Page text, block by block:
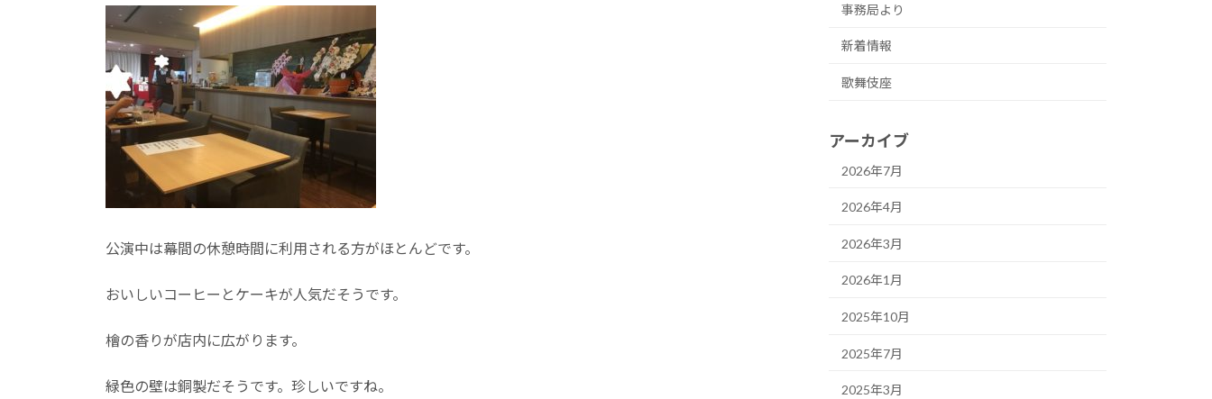
公演中は幕間の休憩時間に利用される方がほとんどです。
おいしいコーヒーとケーキが人気だそうです。
檜の香りが店内に広がります。
緑色の壁は銅製だそうです。珍しいですね。
事務局より
新着情報
歌舞伎座
アーカイブ
2026年7月
2026年4月
2026年3月
2026年1月
2025年10月
2025年7月
2025年3月